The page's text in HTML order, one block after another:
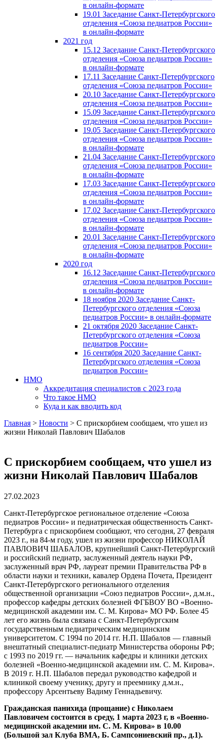
в онлайн-формате
19.01 Заседание Санкт-Петербургского
отделения «Союза педиатров России»
в онлайн-формате
2021 год
15.12 Заседание Санкт-Петербургского
отделения «Союза педиатров России»
в онлайн-формате
17.11 Заседание Санкт-Петербургского
отделения «Союза педиатров России»
20.10 Заседание Санкт-Петербургского
отделения «Союза педиатров России»
15.09 Заседание Санкт-Петербургского
отделения «Союза педиатров России»
19.05 Заседание Санкт-Петербургского
отделения «Союза педиатров России»
в онлайн-формате
21.04 Заседание Санкт-Петербургского
отделения «Союза педиатров России»
в онлайн-формате
17.03 Заседание Санкт-Петербургского
отделения «Союза педиатров России»
в онлайн-формате
17.02 Заседание Санкт-Петербургского
отделения «Союза педиатров России»
в онлайн-формате
20.01 Заседание Санкт-Петербургского
отделения «Союза педиатров России»
в онлайн-формате
2020 год
16.12 Заседание Санкт-Петербургского
отделения «Союза педиатров России»
в онлайн-формате
18 ноября 2020 Заседание Санкт-
Петербургского отделения «Союза
педиатров России» в онлайн-формате
21 октября 2020 Заседание Санкт-
Петербургского отделения «Союза
педиатров России»
16 сентября 2020 Заседание Санкт-
Петербургского отделения «Союза
педиатров России»
НМО
Аккредитация специалистов с 2023 года
Что такое НМО
Куда и как вводить код
Главная > Новости > С прискорбием сообщаем, что ушел из
жизни Николай Павлович Шабалов
С прискорбием сообщаем, что ушел из
жизни Николай Павлович Шабалов
27.02.2023
Санкт-Петербургское региональное отделение «Союза
педиатров России» и педиатрическая общественность Санкт-
Петербурга с прискорбием сообщают, что сегодня, 27 февраля
2023 г., на 84-м году, ушел из жизни профессор НИКОЛАЙ
ПАВЛОВИЧ ШАБАЛОВ, крупнейший Санкт-Петербургский
и российский педиатр, заслуженный деятель науки РФ,
заслуженный врач РФ, лауреат премии Правительства РФ в
области науки и техники, кавалер Ордена Почета, Президент
Санкт-Петербургского регионального отделения
общественной организации «Союз педиатров России», д.м.н.,
профессор кафедры детских болезней ФГБВОУ ВО «Военно-
медицинской академии им. С. М. Кирова» МО РФ. Более 45
лет его жизнь была связана с Санкт-Петербургским
государственным педиатрическим медицинским
университетом. С 1994 по 2014 гг. Н.П. Шабалов — главный
внештатный специалист-педиатр Министерства обороны РФ;
с 1993 по 2019 гг. — начальник кафедры и клиники детских
болезней «Военно-медицинской академии им. С. М. Кирова».
В 2019 г. Н.П. Шабалов передал руководство кафедрой и
клиникой своему ученику, другу и преемнику д.м.н.,
профессору Арсентьеву Вадиму Геннадьевичу.
Гражданская панихида (прощание) с Николаем
Павловичем состоится в среду, 1 марта 2023 г, в «Военно-
медицинской академии им. С. М. Кирова» в 10.00
(Большой зал Клуба ВМА, Б. Сампсониевский пр., д.1).